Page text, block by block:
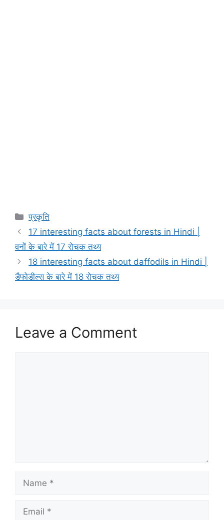
Categories
प्रकृति
17 interesting facts about forests in Hindi |
वनों के बारे में 17 रोचक तथ्य
18 interesting facts about daffodils in Hindi |
डैफोडील्स के बारे में 18 रोचक तथ्य
Leave a Comment
Name
Email